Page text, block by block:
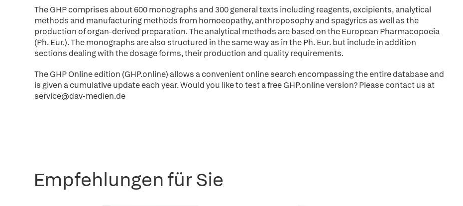
The GHP comprises about 600 monographs and 300 general texts including reagents, excipients, analytical
methods and manufacturing methods from homoeopathy, anthroposophy and spagyrics as well as the
production of organ-derived preparation. The analytical methods are based on the European Pharmacopoeia
(Ph. Eur.). The monographs are also structured in the same way as in the Ph. Eur. but include in addition
sections dealing with the dosage forms, their production and quality requirements.
The GHP Online edition (GHP.online) allows a convenient online search encompassing the entire database and
is given a cumulative update each year. Would you like to test a free GHP.online version? Please contact us at
service@dav-medien.de
Empfehlungen für Sie